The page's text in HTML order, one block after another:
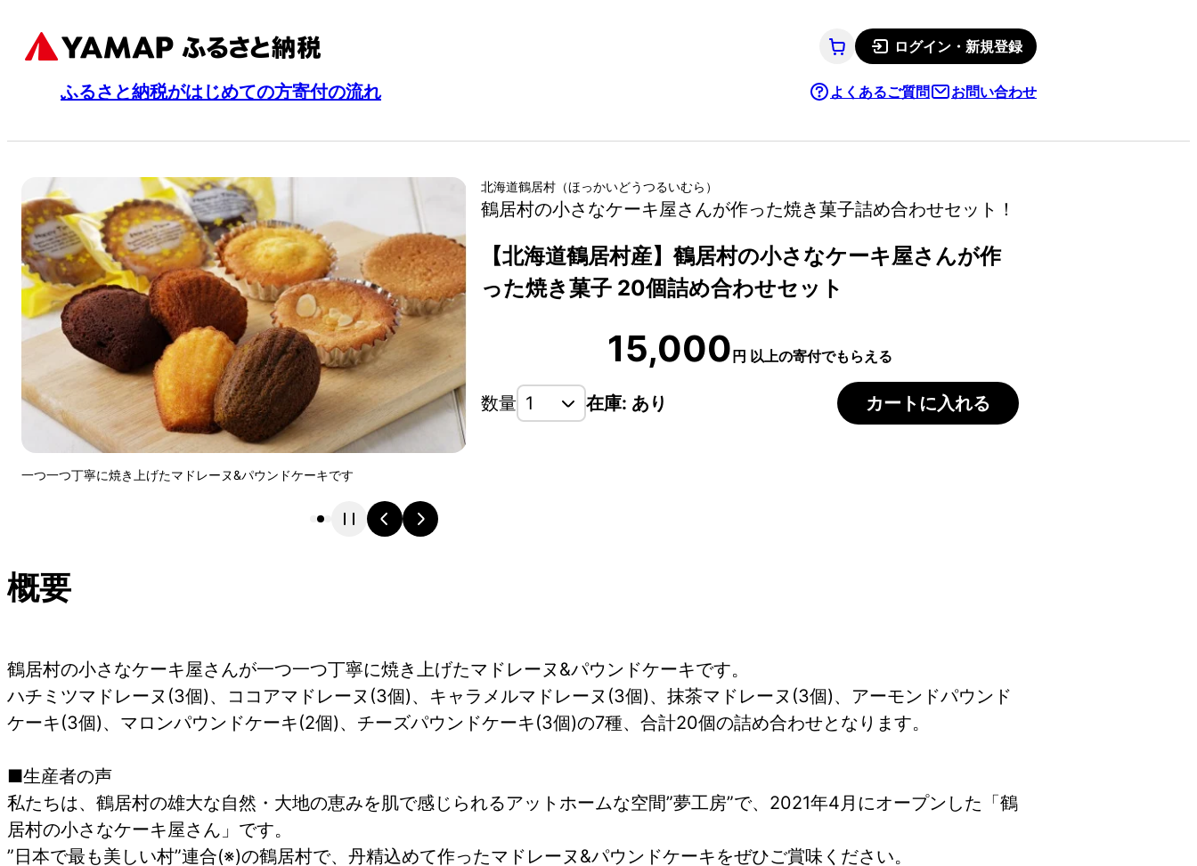
ログイン・新規登録
ふるさと納税がはじめての方寄付の流れ よくあるご質問 お問い合わせ
一つ一つ丁寧に焼き上げたマドレーヌ&パウンドケーキです
北海道鶴居村 （ほっかいどうつるいむら ）
鶴居村の小さなケーキ屋さんが作った焼き菓子詰め合わせセット！
【北海道鶴居村産】鶴居村の小さなケーキ屋さんが作
った焼き菓子 20個詰め合わせセット
15,000円 以上の寄付でもらえる
数量 在庫: あり カートに入れる
概要
鶴居村の小さなケーキ屋さんが一つ一つ丁寧に焼き上げたマドレーヌ&パウンドケーキです。
ハチミツマドレーヌ(3個)、ココアマドレーヌ(3個)、キャラメルマドレーヌ(3個)、抹茶マドレーヌ(3個)、アーモンドパウンド
ケーキ(3個)、マロンパウンドケーキ(2個)、チーズパウンドケーキ(3個)の7種、合計20個の詰め合わせとなります。
■生産者の声
私たちは、鶴居村の雄大な自然・大地の恵みを肌で感じられるアットホームな空間”夢工房”で、2021年4月にオープンした「鶴
居村の小さなケーキ屋さん」です。
”日本で最も美しい村”連合(※)の鶴居村で、丹精込めて作ったマドレーヌ&パウンドケーキをぜひご賞味ください。